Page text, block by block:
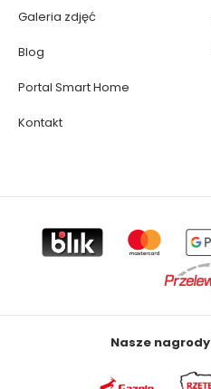
Galeria zdjęć
Blog
Portal Smart Home
Kontakt
Nasze